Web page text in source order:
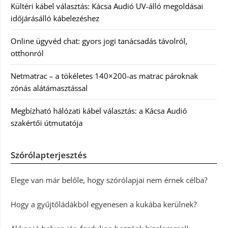
Kültéri kábel választás: Kácsa Audió UV-álló megoldásai
időjárásálló kábelezéshez
Online ügyvéd chat: gyors jogi tanácsadás távolról,
otthonról
Netmatrac – a tökéletes 140×200-as matrac pároknak
zónás alátámasztással
Megbízható hálózati kábel választás: a Kácsa Audió
szakértői útmutatója
Szórólapterjesztés
Elege van már belőle, hogy szórólapjai nem érnek célba?
Hogy a gyűjtőládákból egyenesen a kukába kerülnek?